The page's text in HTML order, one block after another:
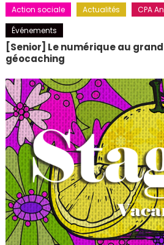
Action sociale Actualités
CPA
Événements
[Senior] Le numérique au
géocaching